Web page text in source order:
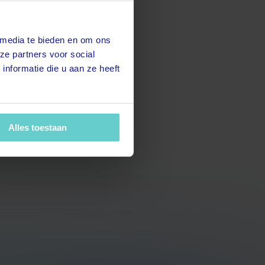
te bieden en om ons
partners voor social
die u aan ze heeft
Alles toestaan